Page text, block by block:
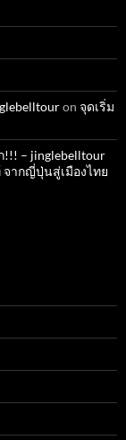
on จุดเริ่ม
– jinglebelltour
ากญี่ปุ่นสู่เมืองไทย